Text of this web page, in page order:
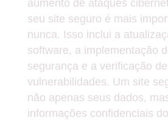
aumento de ataques
seu site seguro é mais
nunca. Isso inclui a
software, a implementação
segurança e a verificação de
vulnerabilidades. Um site
não apenas seus dados,
informações confidenciais